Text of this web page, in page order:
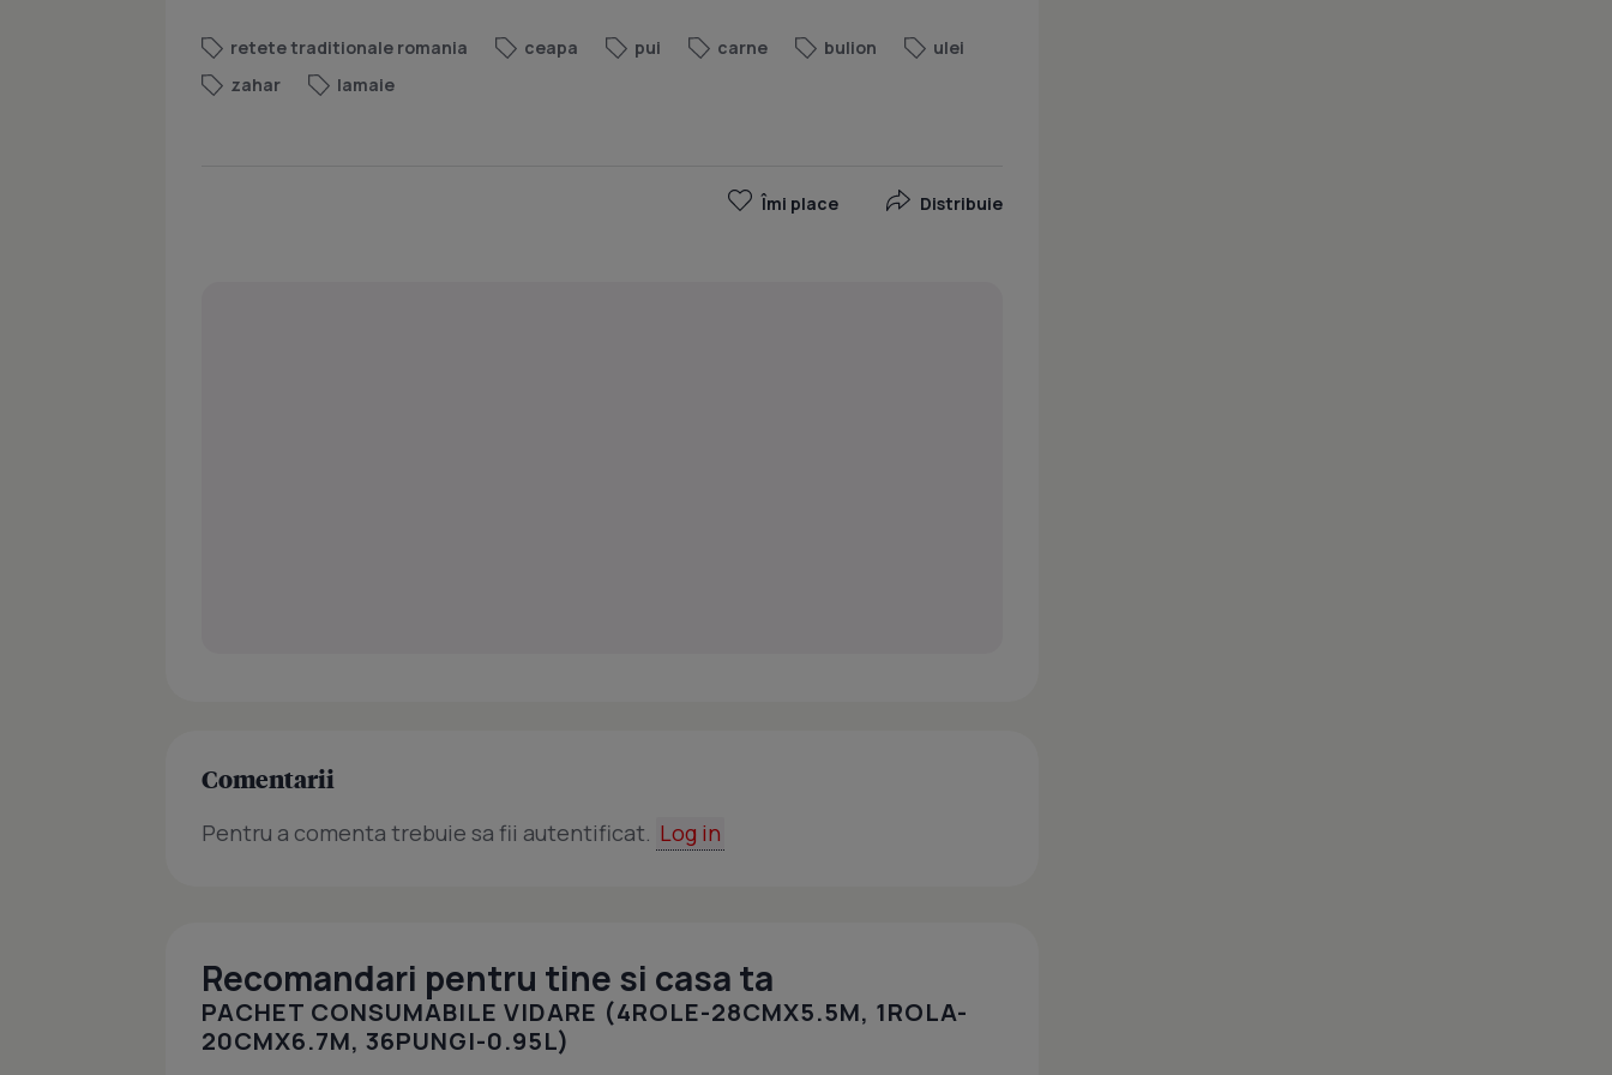
retete traditionale romania ceapa pui carne bulion
ulei
zahar
lamaie
Îmi place Distribuie
Comentarii
Pentru a comenta trebuie sa fii autentificat. Log in
Recomandari pentru tine si casa ta
PACHET CONSUMABILE VIDARE (4ROLE-28CMX5.5M, 1ROLA-
20CMX6.7M, 36PUNGI-0.95L)